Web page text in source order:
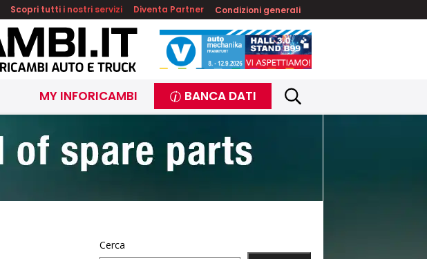
Scopri tutti i nostri servizi Diventa Partner Condizioni generali
MY INFORICAMBI BANCA DATI
Cerca